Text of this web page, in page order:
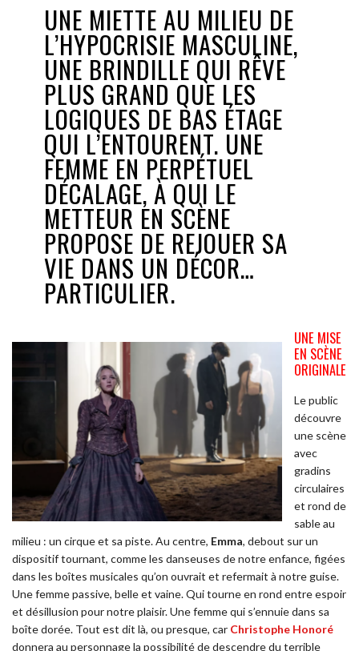
UNE MIETTE AU MILIEU DE
L’HYPOCRISIE MASCULINE,
UNE BRINDILLE QUI RÊVE
PLUS GRAND QUE LES
LOGIQUES DE BAS ÉTAGE
QUI L’ENTOURENT. UNE
FEMME EN PERPÉTUEL
DÉCALAGE, À QUI LE
METTEUR EN SCÈNE
PROPOSE DE REJOUER SA
VIE DANS UN DÉCOR…
PARTICULIER.
UNE MISE
EN SCÈNE
ORIGINALE
Le public
découvre
une scène
avec
gradins
circulaires
et rond de
sable au
milieu : un cirque et sa piste. Au centre, Emma, debout sur un
dispositif tournant, comme les danseuses de notre enfance, figées
dans les boîtes musicales qu’on ouvrait et refermait à notre guise.
Une femme passive, belle et vaine. Qui tourne en rond entre espoir
et désillusion pour notre plaisir. Une femme qui s’ennuie dans sa
boîte dorée. Tout est dit là, ou presque, car Christophe Honoré
donnera au personnage la possibilité de descendre du terrible